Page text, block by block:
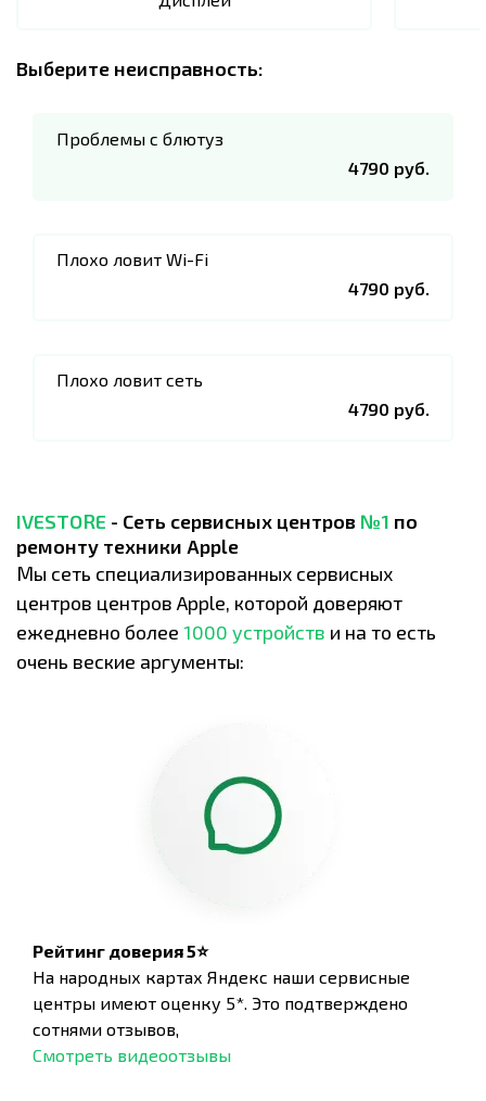
Выберите неисправность:
Проблемы с блютуз
4790 руб.
Плохо ловит Wi-Fi
4790 руб.
Плохо ловит сеть
4790 руб.
IVESTORE - Сеть сервисных центров №1 по
ремонту техники Apple
Мы сеть специализированных сервисных
центров центров Apple, которой доверяют
ежедневно более 1000 устройств и на то есть
очень веские аргументы:
Рейтинг доверия 5⭐
На народных картах Яндекс наши сервисные
центры имеют оценку 5*. Это подтверждено
сотнями отзывов,
Смотреть видеоотзывы